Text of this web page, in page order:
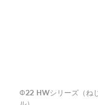
Φ22 HWシリーズ（ね